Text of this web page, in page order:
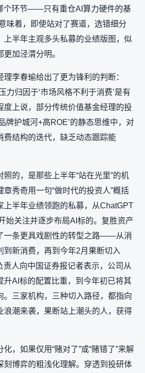
个环节——只有重仓AI算力硬件的基
味着，即使站对了赛道，选错细分
上半年主观多头私募的业绩版图，似
加泾渭分明。
李春瑜给出了更为锋利的判断：
力归因于‘市场风格不利于消费’是有
度上说，部分传统价值基金经理的投
牌护城河+高ROE’的静态思维中，对
费结构的迭代，缺乏动态跟踪能
的，是那些上半年“站在光里”的机
秀奇用一句“做时代的投资人”概括
上半年业绩领跑的私募，从ChatGPT
始关注并逐步布局AI标的。复胜资产
一条更具戏剧性的转型之路——从消
到新消费，再到今年2月果断切入
责人向中国证券报记者表示，公司从
升AI标的配置比重，到今年初已将其
。三家机构，三种切入路径，都指向
浪潮来袭，果断站上潮头的人，获得
化，如果仅用“赌对了”或“赌错了”来解
刻博弈的粗浅化理解。穿透到投研体